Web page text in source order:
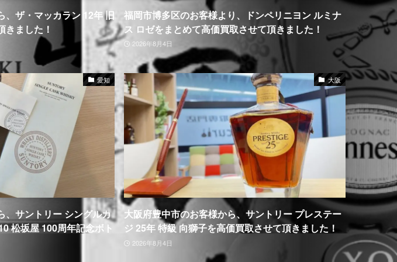
、ザ・マッカラン 12年 旧
きました！
福岡市博多区のお客様より、ドンペリニヨン ルミナ
ス ロゼをまとめて高価買取させて頂きました！
2026年8月4日
愛知
、サントリー シングルカ
松坂屋 100周年記念ボト
大阪
大阪府豊中市のお客様から、サントリー プレステー
ジ 25年 特級 向獅子を高価買取させて頂きました！
2026年8月4日